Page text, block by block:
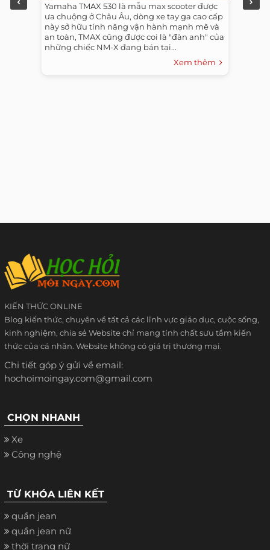
Yamaha TMAX 530 là mẫu max scooter được
ưa chuộng ở Châu Âu, dòng xe tay ga cao cấp
này sở hữu tính năng vận hành mạnh mẽ và
an toàn, TMAX cũng được coi là "đàn anh" của
những chiếc NM-X đang bán tại...
Xem thêm
KIẾN THỨC ONLINE
Blog kiến thức, chuyên về tất cả các lĩnh vực giáo dục, cuộc sống,
kinh nghiệm, chia sẻ Website chỉ mang tính chất sưu tầm kiến
thức của cá nhân. Website không có giá trị thương mại.
Chi tiết góp ý gửi về email:
hochoimoingay.com@gmail.com
CHỌN NHANH
Xe
Công nghệ
TỪ KHÓA LIÊN KẾT
quần jean
quần jean nữ
thời trang nữ